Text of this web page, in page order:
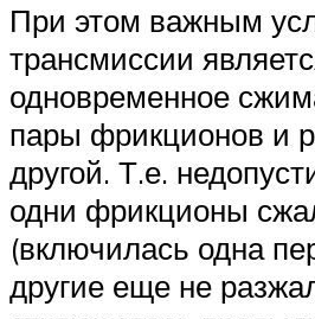
При этом важным
трансмиссии
одновременное
пары фрикционов и
другой. Т.е.
одни фрикционы
(включилась одна
другие еще не